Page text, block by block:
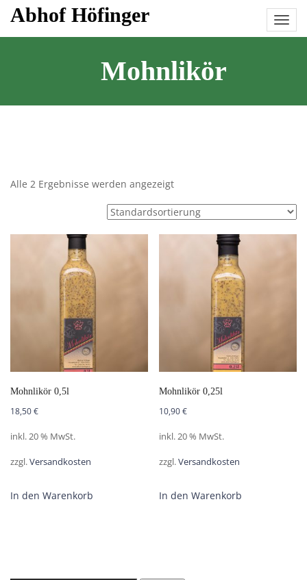
SkipAbhof Höfinger
Mohnlikör
Alle 2 Ergebnisse werden angezeigt
Mohnlikör 0,5l
18,50€
inkl. 20 % MwSt.
zzgl.Versandkosten
In den Warenkorb
Mohnlikör 0,25l
10,90€
inkl. 20 % MwSt.
zzgl.Versandkosten
In den Warenkorb